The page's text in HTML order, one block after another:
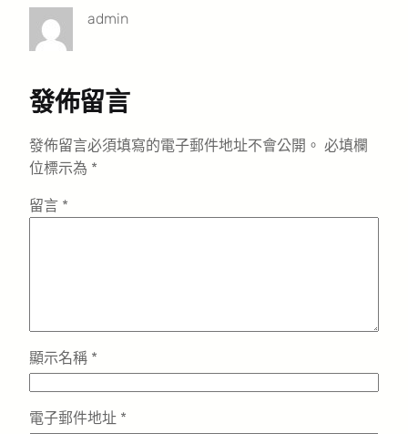
admin
發佈留言
發佈留言必須填寫的電子郵件地址不會公開。 必填欄
位標示為 *
留言 *
顯示名稱 *
電子郵件地址 *